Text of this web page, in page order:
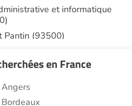
et informatique
Pantin (93500)
de vie, ménage,
rendez-vous
en France